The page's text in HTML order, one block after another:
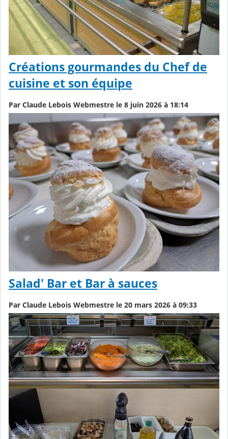
Créations gourmandes du Chef de
cuisine et son équipe
Par Claude Lebois Webmestre le 8 juin 2026 à 18:14
Salad' Bar et Bar à sauces
Par Claude Lebois Webmestre le 20 mars 2026 à 09:33